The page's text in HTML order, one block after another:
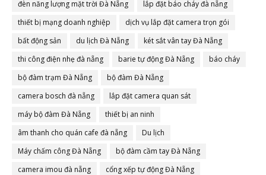
đèn năng lượng mặt trời Đà Nẵng
lắp đặt báo cháy đà nẵng
thiết bị mạng doanh nghiệp
dịch vụ lắp đặt camera trọn gói
bất động sản
du lịch Đà Nẵng
két sắt vân tay Đà Nẵng
thi công điện nhẹ đà nẵng
barie tự động Đà Nẵng
báo cháy
bộ đàm trạm Đà Nẵng
bộ đàm Đà Nẵng
camera bosch đà nẵng
lắp đặt camera quan sát
máy bộ đàm Đà Nẵng
thiết bị an ninh
âm thanh cho quán cafe đà nẵng
Du lịch
Máy chấm công Đà Nẵng
bộ đàm cầm tay Đà Nẵng
camera imou đà nẵng
cổng xếp tự động Đà Nẵng